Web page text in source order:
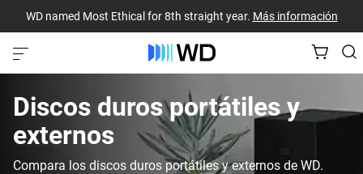
WD named Most Ethical for 8th straight year. Más información
Discos duros portátiles y
externos
Compara los discos duros portátiles y externos de WD.